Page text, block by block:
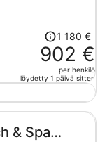
Hinta
oli
1 180 €,
hinta
nyt
per
1 180 €
902 €
per henkilö
löydetty 1 päivä sitten
& Spa